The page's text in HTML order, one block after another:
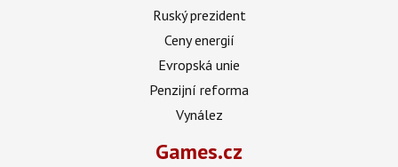
Ruský prezident
Ceny energií
Evropská unie
Penzijní reforma
Vynález
Games.cz